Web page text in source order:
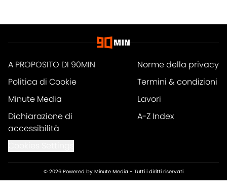
A PROPOSITO DI 90MIN
Norme della privacy
Politica di Cookie
Termini & condizioni
Minute Media
Lavori
Dichiarazione di
accessibilità
A-Z Index
© 2026 Powered by Minute Media - Tutti i diritti riservati